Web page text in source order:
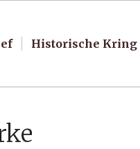
Historische Kring